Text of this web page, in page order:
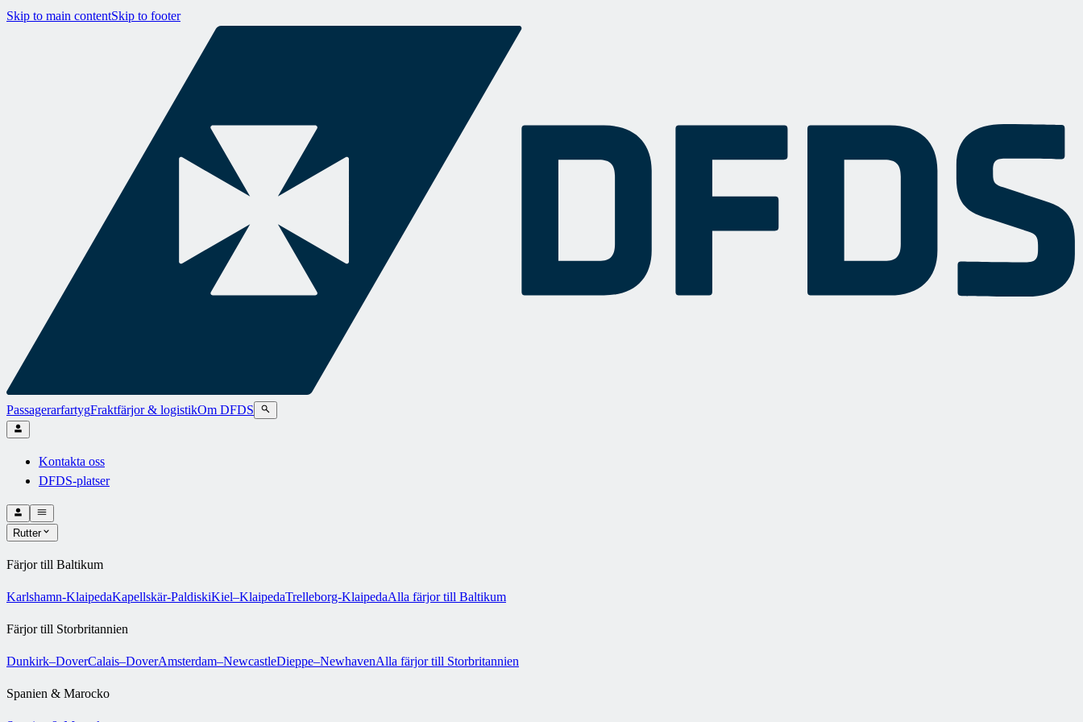
Skip to main contentSkip to footer
PassagerarfartygFraktfärjor & logistikOm DFDS
Kontakta oss
DFDS-platser
Rutter
Färjor till Baltikum
Karlshamn-KlaipedaKapellskär-PaldiskiKiel–KlaipedaTrelleborg-KlaipedaAlla färjor till Baltikum
Färjor till Storbritannien
Dunkirk–DoverCalais–DoverAmsterdam–NewcastleDieppe–NewhavenAlla färjor till Storbritannien
Spanien & Marocko